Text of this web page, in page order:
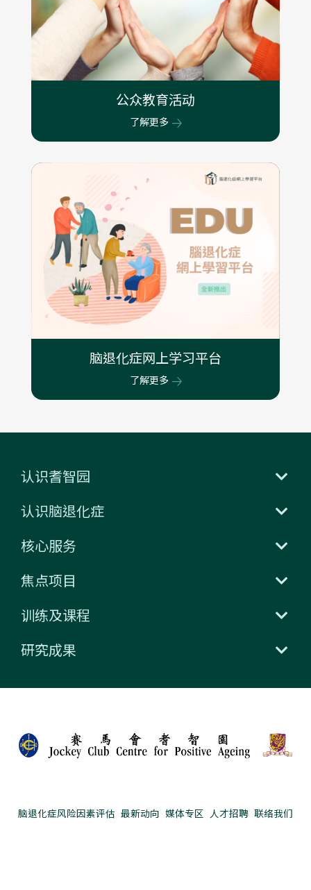
公众教育活动
了解更多
脑退化症网上学习平台
了解更多
认识耆智园
认识脑退化症
核心服务
焦点项目
训练及课程
研究成果
脑退化症风险因素评估 最新动向 媒体专区 人才招聘 联络我们